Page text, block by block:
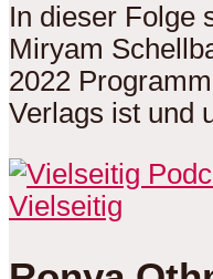
In dieser Folge
Miryam
2022
Verlags ist und
Vielseitig